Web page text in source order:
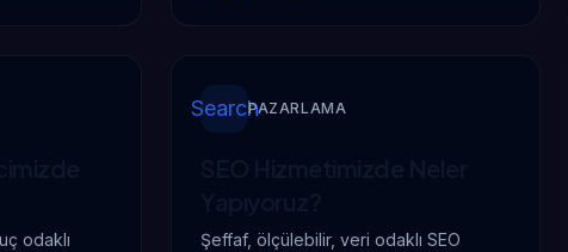
odaklı
SearchPAZARLAMA
Şeffaf, ölçülebilir, veri odaklı SEO